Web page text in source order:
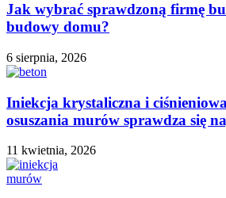
Jak wybrać sprawdzoną firmę
budowy domu?
6 sierpnia, 2026
Iniekcja krystaliczna i
osuszania murów sprawdza się
11 kwietnia, 2026